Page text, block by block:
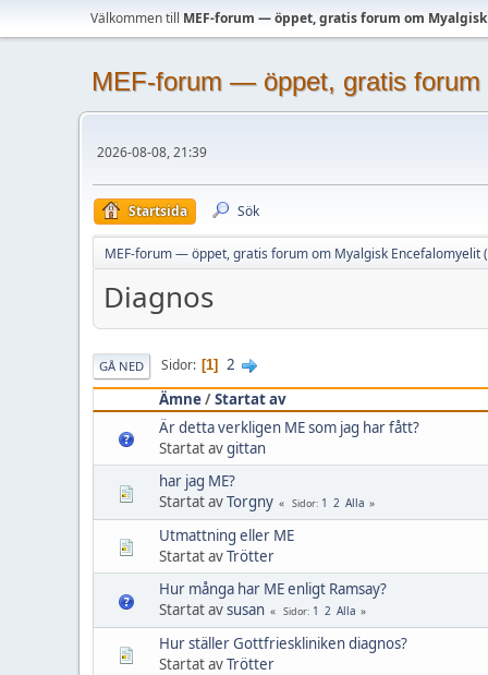
Välkommen till MEF-forum — öppet, gratis forum om
MEF-forum — öppet, gratis
2026-08-08, 21:39
Startsida Sök
MEF-forum — öppet, gratis forum om Myalgisk Encefalomyelit
Diagnos
GÅ NED Sidor 1
2
Ämne/Startat av
Är detta verkligen ME som jag har fått?
Startat avgittan
har jag ME?
Startat avTorgny Sidor 1 2 Alla
Utmattning eller ME
Startat avTrötter
Hur många har ME enligt Ramsay?
Startat avsusan Sidor 1 2 Alla
Hur ställer Gottfrieskliniken diagnos?
Startat avTrötter